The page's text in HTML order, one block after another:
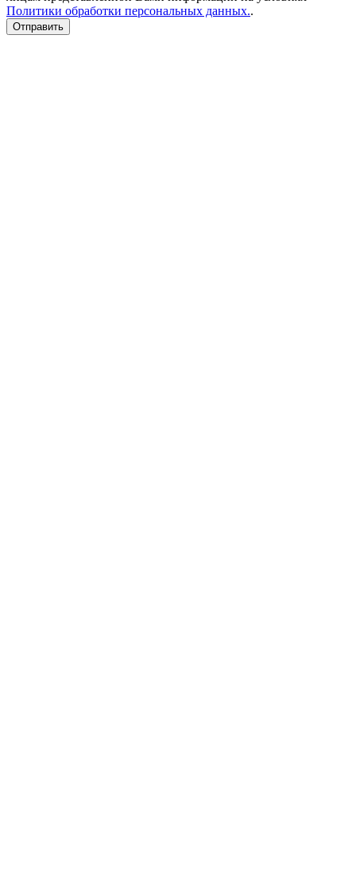
Политики обработки персональных данных..